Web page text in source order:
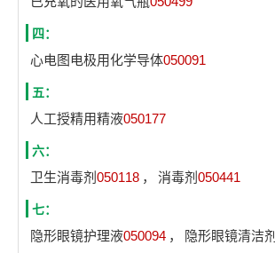
四：
心电图电极用化学导体050091
五：
人工授精用精液050177
六：
卫生消毒剂 050118 ， 消毒剂 050441
七：
隐形眼镜护理液050094 ， 隐形眼镜清洁剂